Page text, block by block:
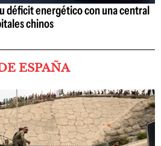
déficit energético con una central
chinos
ESPAÑA